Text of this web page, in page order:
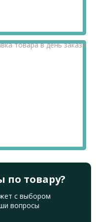
по товару?
с выбором
вопросы